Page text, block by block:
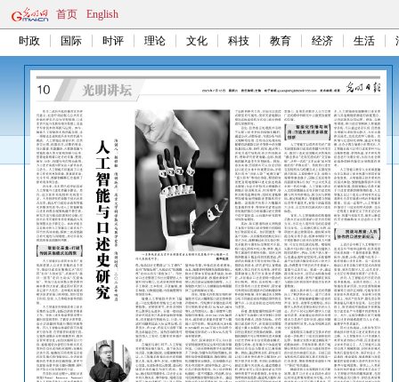
首页 English
时政 国际 时评 理论 文化 科技 教育 经济 生活